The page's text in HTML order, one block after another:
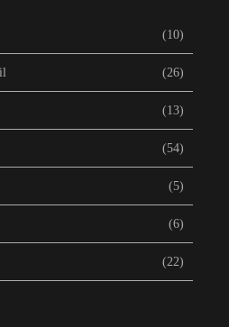
(10)
(26)
(13)
(54)
(5)
(6)
(22)